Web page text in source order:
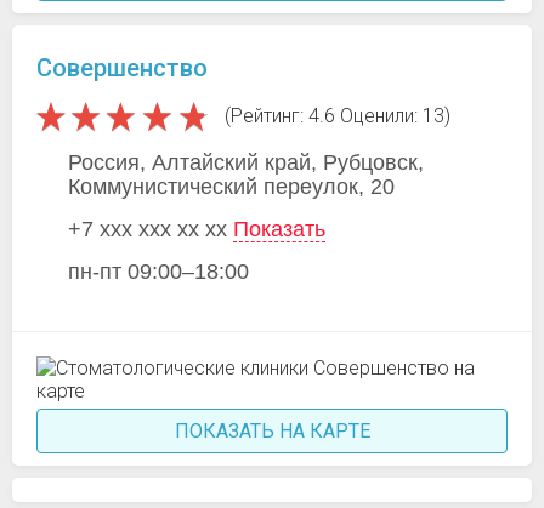
Совершенство
(Рейтинг: 4.6 Оценили: 13)
Россия, Алтайский край, Рубцовск,
Коммунистический переулок, 20
+7 xxx xxx xx xx Показать
пн-пт 09:00–18:00
ПОКАЗАТЬ НА КАРТЕ